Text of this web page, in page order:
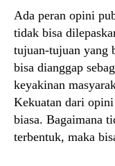
Ada peran opini
tidak bisa
tujuan-tujuan
bisa dianggap
keyakinan
Kekuatan dari
biasa. Bagaimana
terbentuk, maka